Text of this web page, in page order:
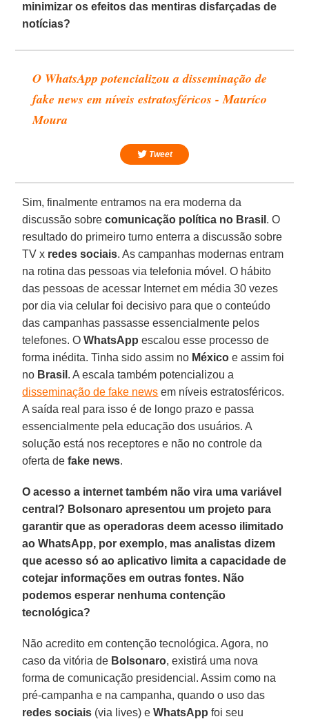
minimizar os efeitos das mentiras disfarçadas de
notícias?
O WhatsApp potencializou a disseminação de
fake news em níveis estratosféricos - Mauríco
Moura
Tweet
Sim, finalmente entramos na era moderna da
discussão sobrecomunicação política no Brasil . O
resultado do primeiro turno enterra a discussão sobre
TV x redes sociais. As campanhas modernas entram
na rotina das pessoas via telefonia móvel. O hábito
das pessoas de acessar Internet em média 30 vezes
por dia via celular foi decisivo para que o conteúdo
das campanhas passasse essencialmente pelos
telefones. OWhatsApp escalou esse processo de
forma inédita. Tinha sido assim no México e assim foi
no Brasil . A escala também potencializou a
disseminação de fake news em níveis estratosféricos.
A saída real para isso é de longo prazo e passa
essencialmente pela educação dos usuários. A
solução está nos receptores e não no controle da
oferta defake news.
O acesso a internet também não vira uma variável
central? Bolsonaro apresentou um projeto para
garantir que as operadoras deem acesso ilimitado
ao WhatsApp, por exemplo, mas analistas dizem
que acesso só ao aplicativo limita a capacidade de
cotejar informações em outras fontes. Não
podemos esperar nenhuma contenção
tecnológica?
Não acredito em contenção tecnológica. Agora, no
caso da vitória de Bolsonaro, existirá uma nova
forma de comunicação presidencial. Assim como na
pré-campanha e na campanha, quando o uso das
redes sociais (via lives) eWhatsApp foi seu